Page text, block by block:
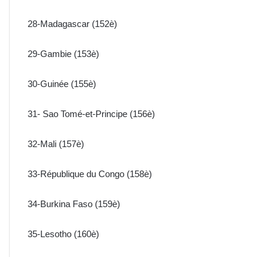
28-Madagascar (152è)
29-Gambie (153è)
30-Guinée (155è)
31- Sao Tomé-et-Principe (156è)
32-Mali (157è)
33-République du Congo (158è)
34-Burkina Faso (159è)
35-Lesotho (160è)